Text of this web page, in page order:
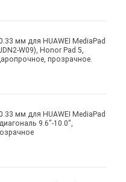
мм для HUAWEI MediaPad
W09), Honor Pad 5,
прозрачное.
мм для HUAWEI MediaPad
9.6"-10.0",